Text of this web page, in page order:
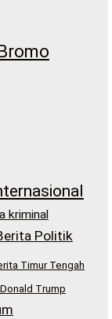
kriminal
Politik
Timur Tengah
Donald Trump